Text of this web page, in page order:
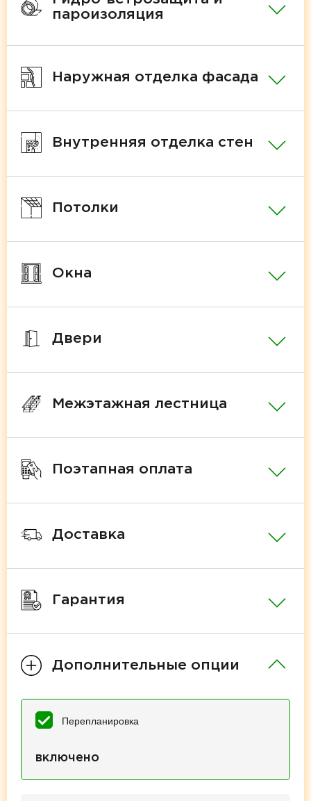
пароизоляция
Наружная отделка фасада
Внутренняя отделка стен
Потолки
Окна
Двери
Межэтажная лестница
Поэтапная оплата
Доставка
Гарантия
Дополнительные опции
Перепланировка
включено